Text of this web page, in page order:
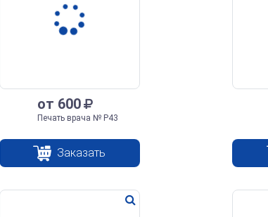
от 600
Печать врача № Р43
Заказать